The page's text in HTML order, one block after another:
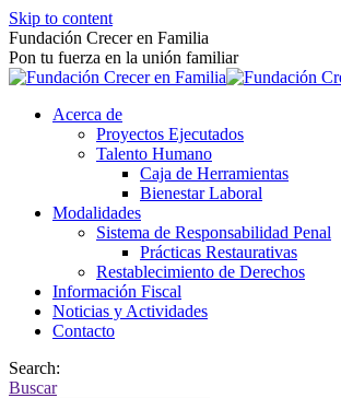
Skip to content
Fundación Crecer en Familia
Pon tu fuerza en la unión familiar
Acerca de
Proyectos Ejecutados
Talento Humano
Caja de Herramientas
Bienestar Laboral
Modalidades
Sistema de Responsabilidad Penal
Prácticas Restaurativas
Restablecimiento de Derechos
Información Fiscal
Noticias y Actividades
Contacto
Search:
Buscar